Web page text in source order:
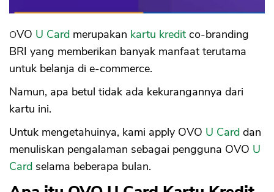
OVO U Card merupakan kartu kredit co-branding
BRI yang memberikan banyak manfaat terutama
untuk belanja di e-commerce.
Namun, apa betul tidak ada kekurangannya dari
kartu ini.
Untuk mengetahuinya, kami apply OVO U Card dan
menuliskan pengalaman sebagai pengguna OVO U
Card selama beberapa bulan.